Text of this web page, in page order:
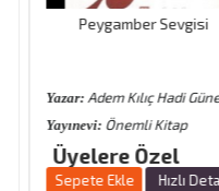
Peygamber Sevgisi
Yazar:Adem Kılıç Hadi Güneş
Yayınevi:Önemli Kitap
Üyelere Özel
Sepete Ekle Hızlı Detay